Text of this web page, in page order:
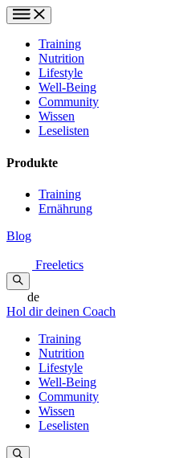
Training
Nutrition
Lifestyle
Well-Being
Community
Wissen
Leselisten
Produkte
Training
Ernährung
Blog
Freeletics
de
Hol dir deinen Coach
Training
Nutrition
Lifestyle
Well-Being
Community
Wissen
Leselisten